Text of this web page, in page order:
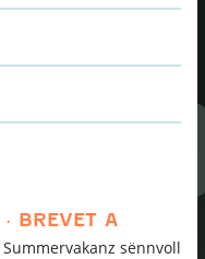
BREVET A
sënnvoll